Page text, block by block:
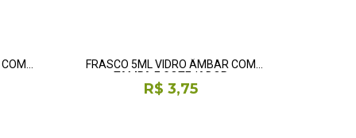
FRASCO 5ML VIDRO ÂMBAR COM
TAMPA E GOTEJADOR
R$ 3,75